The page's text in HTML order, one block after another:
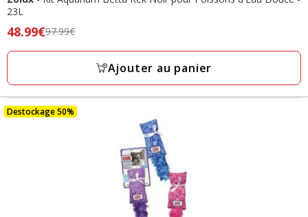
23L
Prix
précédent
prix
final
48.99€
48.99€97.99€
Ajouter au panier
Destockage 50%